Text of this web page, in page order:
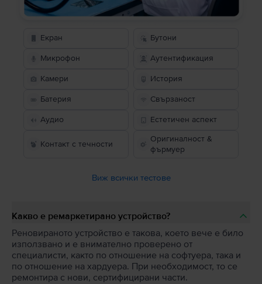
Екран Бутони
Микрофон Аутентификация
Камери История
Батерия Свързаност
Аудио Естетичен аспект
Контакт с течности
Оригиналност &
фърмуер
Виж всички тестове
Какво е ремаркетирано устройство?
Реновираното устройство е такова, което вече е било
използвано и е внимателно проверено от
специалисти, както по отношение на софтуера, така и
по отношение на хардуера. При необходимост, то се
ремонтира с нови, сертифицирани части.